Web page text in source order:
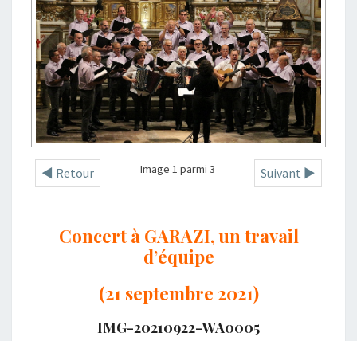
◄ Retour Suivant ►
Image 1 parmi 3
Concert à GARAZI, un travail
d’équipe
(21 septembre 2021)
IMG-20210922-WA0005